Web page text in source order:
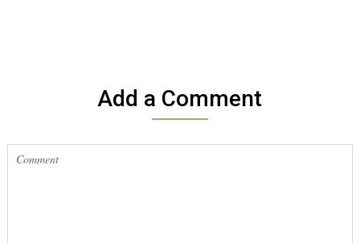
Add a Comment